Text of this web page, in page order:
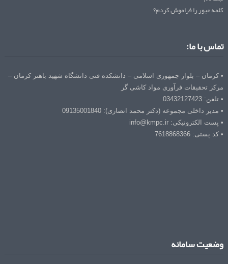
کلمه عبور را فراموش کردم؟
تماس با ما:
• کرمان – بلوار جمهوری اسلامی – دانشکده فنی دانشگاه شهید باهنر کرمان –
مرکز تحقیقات فرآوری مواد کاشی گر
• تلفن: 03432127423
• مدیر داخلی مجموعه (دکتر محمد انصاری): 09135001840
• پست الکترونیکی: info@kmpc.ir
• کد پستی: 7618868366
وضعیت سامانه